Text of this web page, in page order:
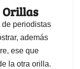
Orillas
periodistas
además
ese que
la otra orilla.